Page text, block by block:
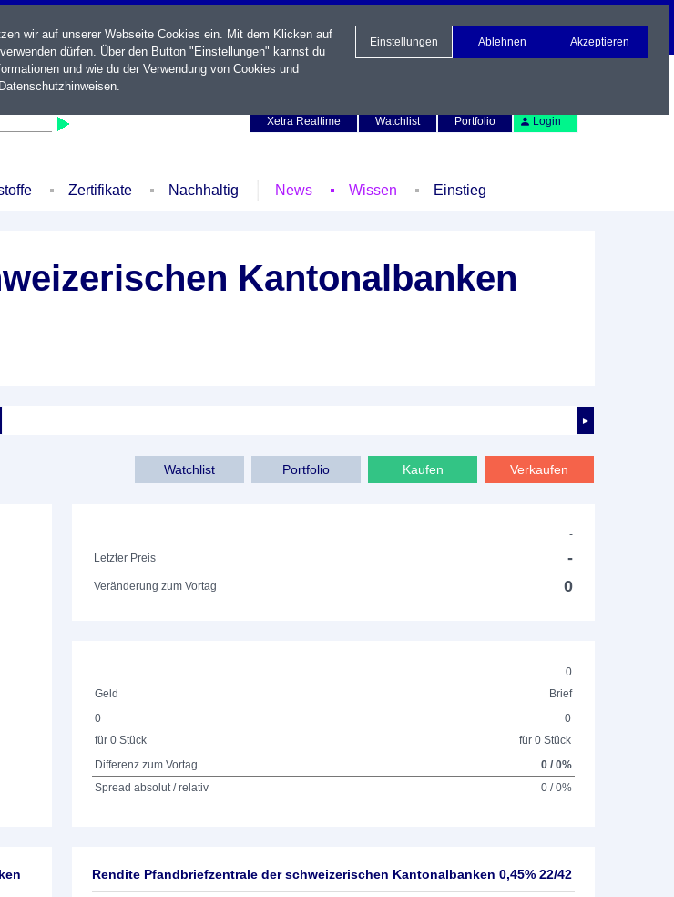
Xetra Realtime
Watchlist Portfolio Login
Zertifikate Nachhaltig News Wissen Einstieg
Kantonalbanken
►
Verkaufen
Kaufen
Portfolio
Watchlist
-
Letzter Preis
-
Veränderung zum Vortag 0
0
Geld
Brief
0
für 0 Stück
0
für 0 Stück
Differenz zum Vortag
0 / 0%
Spread absolut / relativ
0 / 0%
Rendite Pfandbriefzentrale der schweizerischen Kantonalbanken 0,45% 22/42
wir auf unserer Webseite Cookies ein. Mit dem Klicken auf
dürfen. Über den Button "Einstellungen" kannst du
und wie du der Verwendung von Cookies und
Datenschutzhinweisen.
Einstellungen Ablehnen Akzeptieren